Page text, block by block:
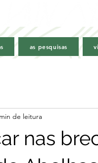
as pesquisas
nas
de leitura